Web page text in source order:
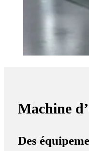
Machine
Des